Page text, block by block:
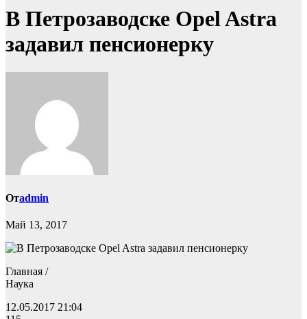
В Петрозаводске Opel Astra
задавил пенсионерку
Отadmin
Май 13, 2017
Главная /
Наука
12.05.2017 21:04